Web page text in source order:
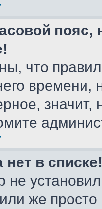
пояс,
что
значит,
нет в списке!
не
же